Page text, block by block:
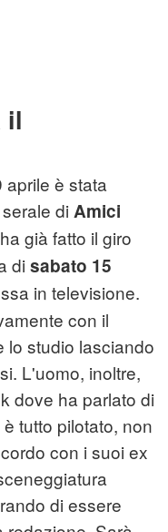
il
è stata
di Amici
già fatto il giro
di sabato 15
in televisione.
con il
lo studio lasciando
L'uomo, inoltre,
dove ha parlato di
tutto pilotato, non
con i suoi ex
di essere